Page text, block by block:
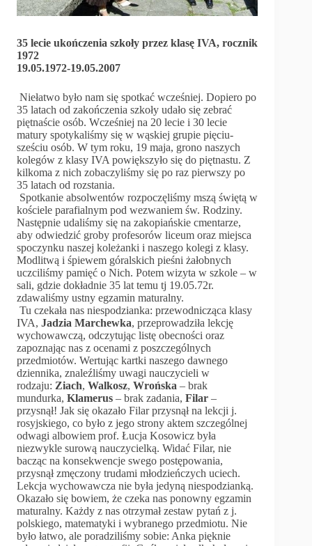
35 lecie ukończenia szkoły przez klasę IVA, rocznik
1972
19.05.1972-19.05.2007
Niełatwo było nam się spotkać wcześniej. Dopiero po
35 latach od zakończenia szkoły udało się zebrać
piętnaście osób. Wcześniej na 20 lecie i 30 lecie
matury spotykaliśmy się w wąskiej grupie pięciu-
sześciu osób. W tym roku, 19 maja, grono naszych
kolegów z klasy IVA powiększyło się do piętnastu. Z
kilkoma z nich zobaczyliśmy się po raz pierwszy po
35 latach od rozstania.
Spotkanie absolwentów rozpoczęliśmy mszą świętą w
kościele parafialnym pod wezwaniem św. Rodziny.
Następnie udaliśmy się na zakopiańskie cmentarze,
aby odwiedzić groby profesorów liceum oraz miejsca
spoczynku naszej koleżanki i naszego kolegi z klasy.
Modlitwą i śpiewem góralskich pieśni żałobnych
uczciliśmy pamięć o Nich. Potem wizyta w szkole – w
sali, gdzie dokładnie 35 lat temu tj 19.05.72r.
zdawaliśmy ustny egzamin maturalny.
Tu czekała nas niespodzianka: przewodnicząca klasy
IVA, Jadzia Marchewka, przeprowadziła lekcję
wychowawczą, odczytując listę obecności oraz
zapoznając nas z ocenami z poszczególnych
przedmiotów. Wertując kartki naszego dawnego
dziennika, znaleźliśmy uwagi nauczycieli w
rodzaju: Ziach, Walkosz, Wrońska – brak
mundurka, Klamerus – brak zadania, Filar –
przysnął! Jak się okazało Filar przysnął na lekcji j.
rosyjskiego, co było z jego strony aktem szczególnej
odwagi albowiem prof. Łucja Kosowicz była
niezwykle surową nauczycielką. Widać Filar, nie
bacząc na konsekwencje swego postępowania,
przysnął zmęczony trudami młodzieńczych uciech.
Lekcja wychowawcza nie była jedyną niespodzianką.
Okazało się bowiem, że czeka nas ponowny egzamin
maturalny. Każdy z nas otrzymał zestaw pytań z j.
polskiego, matematyki i wybranego przedmiotu. Nie
było łatwo, ale poradziliśmy sobie: Anka pięknie